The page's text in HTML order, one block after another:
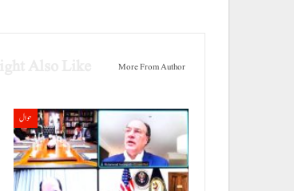
More From Author
حوال